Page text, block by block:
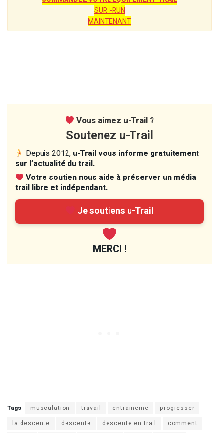
SUR I-RUN
MAINTENANT
Vous aimez u-Trail ?
Soutenez u-Trail
Depuis 2012, u-Trail vous informe gratuitement
sur l’actualité du trail.
Votre soutien nous aide à préserver un média
trail libre et indépendant.
Je soutiens u-Trail
MERCI !
Tags: musculation travail entraineme
progresser
la descente
descente descente en trail
comment